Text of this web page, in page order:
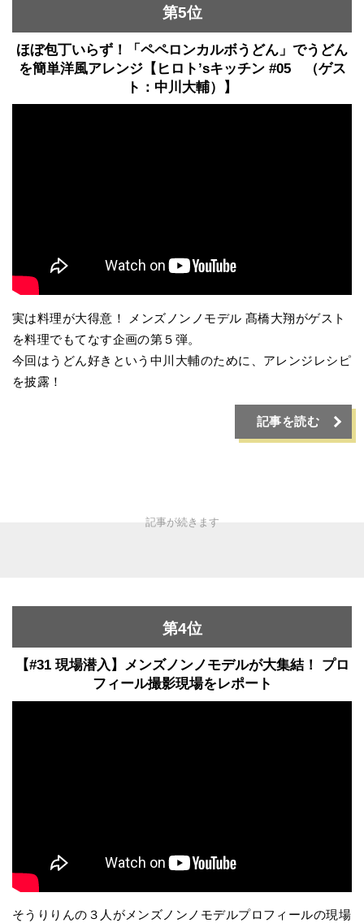
第5位
ほぼ包丁いらず！「ペペロンカルボうどん」でうどん
を簡単洋風アレンジ【ヒロト’sキッチン #05 （ゲス
ト：中川大輔）】
実は料理が大得意！ メンズノンノモデル 髙橋大翔がゲスト
を料理でもてなす企画の第５弾。
今回はうどん好きという中川大輔のために、アレンジレシピ
を披露！
記事を読む
第4位
【#31 現場潜入】メンズノンノモデルが大集結！ プロ
フィール撮影現場をレポート
そうりりんの３人がメンズノンノモデルプロフィールの現場